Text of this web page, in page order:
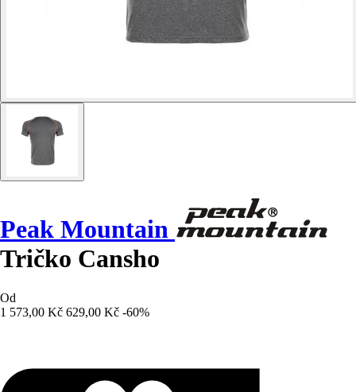
Peak Mountain
Tričko Cansho
Od
1 573,00 Kč 629,00 Kč -60%